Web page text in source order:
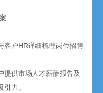
客户HR详细梳理岗位招聘
提供市场人才薪酬报告及
力。